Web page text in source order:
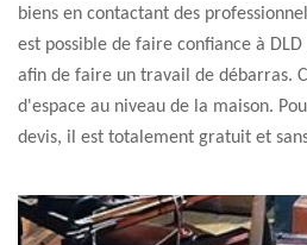
biens en contactant des
est possible de faire confiance à
afin de faire un travail de débarras.
d'espace au niveau de la maison.
devis, il est totalement gratuit et